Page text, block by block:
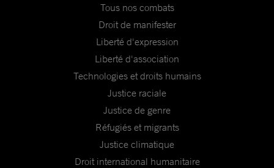
Tous nos combats
Droit de manifester
Liberté d'expression
Liberté d'association
Technologies et droits humains
Justice raciale
Justice de genre
Réfugiés et migrants
Justice climatique
Droit international humanitaire